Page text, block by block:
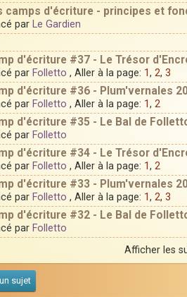
camps d'écriture - principes et
par Le Gardien
d'écriture #37 - Le Trésor
par Folletto , Aller à la page: 1, 2, 3
d'écriture #36 - Plum'vernales
par Folletto , Aller à la page: 1, 2
d'écriture #35 - Le Bal de
par Folletto
d'écriture #34 - Le Trésor
par Folletto , Aller à la page: 1, 2
d'écriture #33 - Plum'vernales
par Folletto , Aller à la page: 1, 2, 3
d'écriture #32 - Le Bal de
par Folletto
Afficher les
sujet